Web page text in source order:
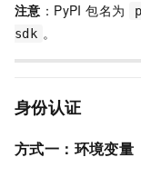
注意 ：PyPI 包名为
sdk 。
身份认证
方式一：环境变量